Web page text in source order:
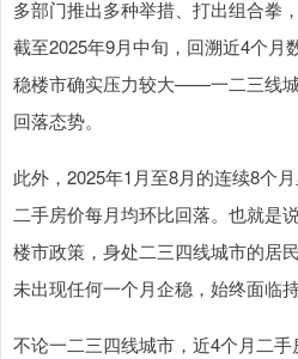
多部门推出多种举措、打出组合拳
截至2025年9月中旬，回溯近4个月
稳楼市确实压力较大——一二三线
回落态势。
此外，2025年1月至8月的连续8个
二手房价每月均环比回落。也就是
楼市政策，身处二三四线城市的居
未出现任何一个月企稳，始终面临
不论一二三四线城市，近4个月二